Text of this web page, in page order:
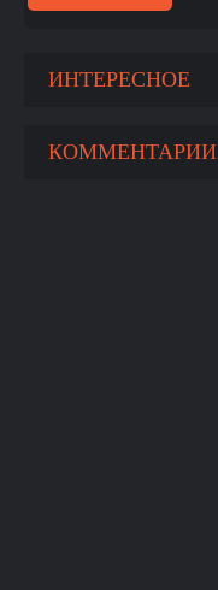
ИНТЕРЕСНОЕ
КОММЕНТАРИИ